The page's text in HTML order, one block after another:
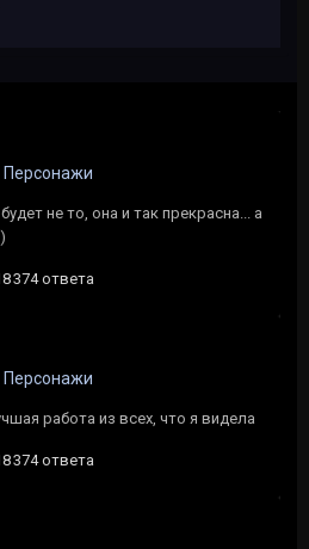
Персонажи
не то, она и так прекрасна... а
374 ответа
Персонажи
работа из всех, что я видела
374 ответа